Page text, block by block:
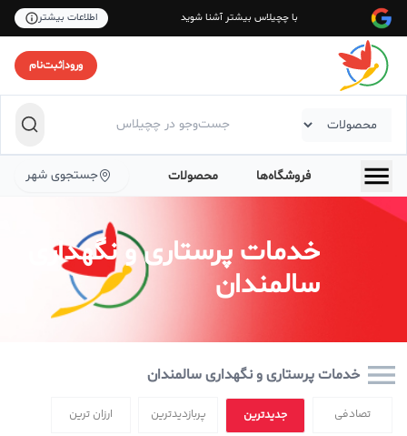
با چچیلاس بیشتر آشنا شوید اطلاعات بیشتر
ورود|ثبت‌نام
فروشگاه‌ها محصولات جستجوی شهر
خدمات پرستاری و نگهداری
سالمندان
خدمات پرستاری و نگهداری سالمندان
تصادفی جدیدترین پربازدیدترین ارزان ترین